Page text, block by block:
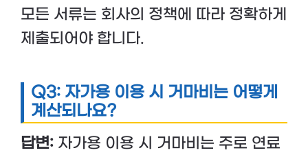
모든 서류는 회사의 정책에 따라 정확하게
제출되어야 합니다.
Q3: 자가용 이용 시 거마비는 어떻게
계산되나요?
답변: 자가용 이용 시 거마비는 주로 연료